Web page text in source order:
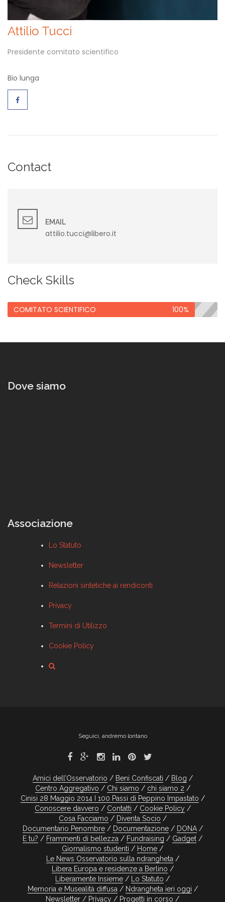
Attilio Tucci
Presidente comitato scientifico
Bio lunga
Contact
EMAIL
attilio.tucci@libero.it
Check Skills
COMITATO SCIENTIFICO 100%
Dove siamo
Associazione
Lo Statuto
Newsletter
Relazioni sintetiche ai rendiconti
Privacy
Termini di Utilizzo
Cookie Policy
Seguici, andremo lontano
Amici dell’Osservatorio Beni Confiscati
Blog
Centro Aggregativo
Chi siamo
chi siamo 2
Cinisi 28 Maggio 2014 I 100 Passi di Peppino Impastato
Conoscere davvero
Contatti
Cookie Policy
Cosa Facciamo
Diventa Socio
Documentario Penombre
Documentazione
DONA
E tu?
Frammenti di bellezza Fundraising
Gadget
Giornalismo studenti
Home
Le News Osservatorio sulla ndrangheta
Libera Europa e residenze a Berlino
Liberamente Insieme
Lo Statuto
Memoria e Musealità diffusa
Ndrangheta ieri oggi
Newsletter
Privacy Progetti in corso